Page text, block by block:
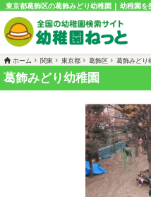
東京都葛飾区の葛飾みどり幼稚園 | 幼稚園を
ホーム 関東 東京都 葛飾区 葛飾みどり
葛飾みどり幼稚園